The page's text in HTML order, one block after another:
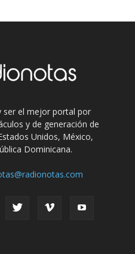
ser el mejor portal por
y de generación de
Unidos, México,
Dominicana.